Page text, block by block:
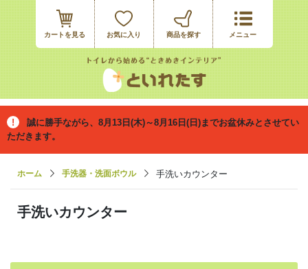
カートを見る お気に入り
誠に勝手ながら、8月13日(木)～8月16日(日)までお盆休みとさせてい
ただきます。
ホーム 手洗器・洗面ボウル 手洗いカウンター
手洗いカウンター